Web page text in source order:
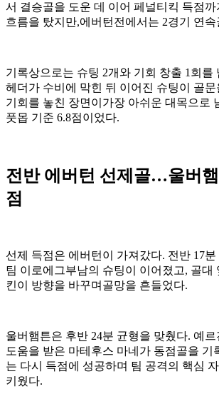
서 결승골을 도운 데 이어 페널티킥 득점
흐름을 탔지만,에버턴전에서는 2경기 연
기록상으로는 슈팅 2개와 기회 창출 1회를
헤더가 수비에 막힌 뒤 이어진 슈팅이 골
기회를 놓친 장면이가장 아쉬운 대목으로
풋몹 기준 6.8점이었다.
전반 에버턴 선제골…울버
점
선제 득점은 에버턴이 가져갔다. 전반 17
팀 이로에그부남의 슈팅이 이어졌고, 골대
킨이 방향을 바꾸며골망을 흔들었다.
울버햄튼은 후반 24분 균형을 맞췄다. 예
도움을 받은 마테후스 마네가 동점골을 기
는 다시 득점에 성공하며 팀 공격의 핵심
키웠다.